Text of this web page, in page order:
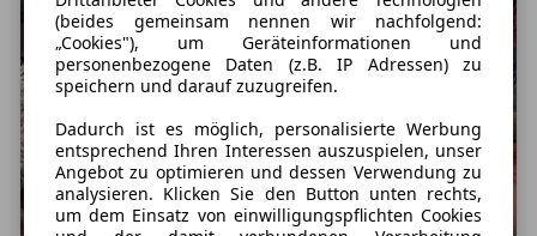
(beides gemeinsam nennen wir nachfolgend:
„Cookies"), um Geräteinformationen und
personenbezogene Daten (z.B. IP Adressen) zu
speichern und darauf zuzugreifen.
Dadurch ist es möglich, personalisierte Werbung
entsprechend Ihren Interessen auszuspielen, unser
Angebot zu optimieren und dessen Verwendung zu
analysieren. Klicken Sie den Button unten rechts,
um dem Einsatz von einwilligungspflichten Cookies